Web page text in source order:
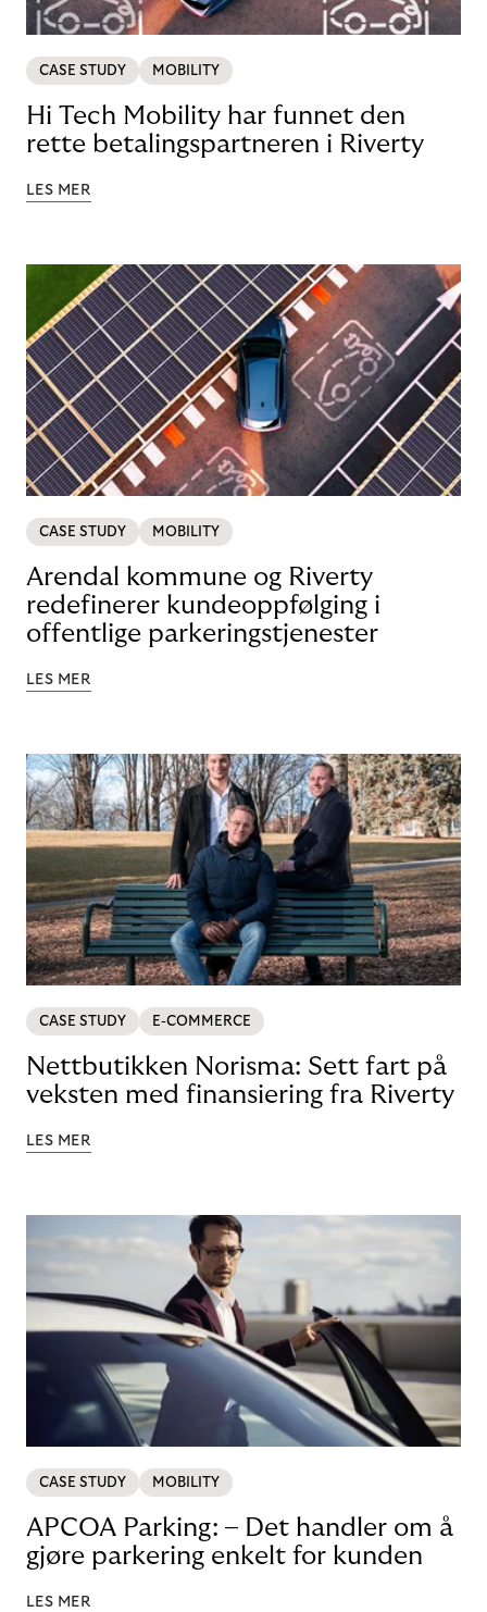
CASE STUDY MOBILITY
Hi Tech Mobility har funnet den
rette betalingspartneren i Riverty
LES MER
CASE STUDY MOBILITY
Arendal kommune og Riverty
redefinerer kundeoppfølging i
offentlige parkeringstjenester
LES MER
CASE STUDY E-COMMERCE
Nettbutikken Norisma: Sett fart på
veksten med finansiering fra Riverty
LES MER
CASE STUDY MOBILITY
APCOA Parking: – Det handler om å
gjøre parkering enkelt for kunden
LES MER